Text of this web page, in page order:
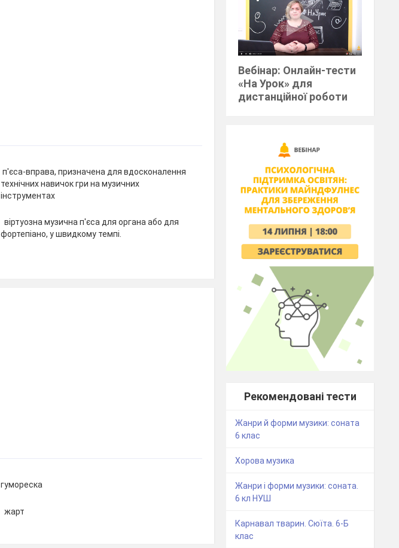
п'єса-вправа, призначена для вдосконалення
технічних навичок гри на музичних
інструментах
віртуозна музична п'єса для органа або для
фортепіано, у швидкому темпі.
гумореска
жарт
Вебінар: Онлайн-тести
«На Урок» для
дистанційної роботи
Рекомендовані тести
Жанри й форми музики: соната
6 клас
Хорова музика
Жанри і форми музики: соната.
6 кл НУШ
Карнавал тварин. Сюїта. 6-Б
клас